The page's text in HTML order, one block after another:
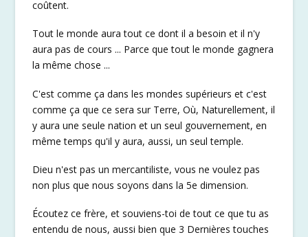
coûtent.
Tout le monde aura tout ce dont il a besoin et il n'y
aura pas de cours ... Parce que tout le monde gagnera
la même chose ...
C'est comme ça dans les mondes supérieurs et c'est
comme ça que ce sera sur Terre, Où, Naturellement, il
y aura une seule nation et un seul gouvernement, en
même temps qu'il y aura, aussi, un seul temple.
Dieu n'est pas un mercantiliste, vous ne voulez pas
non plus que nous soyons dans la 5e dimension.
Écoutez ce frère, et souviens-toi de tout ce que tu as
entendu de nous, aussi bien que 3 Dernières touches